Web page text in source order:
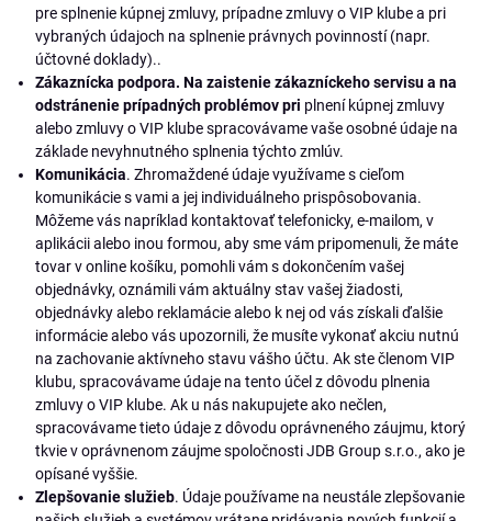
pre splnenie kúpnej zmluvy, prípadne zmluvy o VIP klube a pri
vybraných údajoch na splnenie právnych povinností (napr.
účtovné doklady)..
Zákaznícka podpora. Na zaistenie zákazníckeho servisu a na
odstránenie prípadných problémov pri plnení kúpnej zmluvy
alebo zmluvy o VIP klube spracovávame vaše osobné údaje na
základe nevyhnutného splnenia týchto zmlúv.
Komunikácia. Zhromaždené údaje využívame s cieľom
komunikácie s vami a jej individuálneho prispôsobovania.
Môžeme vás napríklad kontaktovať telefonicky, e-mailom, v
aplikácii alebo inou formou, aby sme vám pripomenuli, že máte
tovar v online košíku, pomohli vám s dokončením vašej
objednávky, oznámili vám aktuálny stav vašej žiadosti,
objednávky alebo reklamácie alebo k nej od vás získali ďalšie
informácie alebo vás upozornili, že musíte vykonať akciu nutnú
na zachovanie aktívneho stavu vášho účtu. Ak ste členom VIP
klubu, spracovávame údaje na tento účel z dôvodu plnenia
zmluvy o VIP klube. Ak u nás nakupujete ako nečlen,
spracovávame tieto údaje z dôvodu oprávneného záujmu, ktorý
tkvie v oprávnenom záujme spoločnosti JDB Group s.r.o., ako je
opísané vyššie.
Zlepšovanie služieb. Údaje používame na neustále zlepšovanie